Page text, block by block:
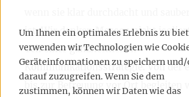
Um Ihnen ein optimales Erlebnis zu
verwenden wir Technologien wie
Geräteinformationen zu speichern
darauf zuzugreifen. Wenn Sie dem
zustimmen, können wir Daten wie das
wenn sie klar durchdacht und
ist. Wir denken Messen nicht
Teil einer ganzheitlichen
Kommunikationsstrategie. Von der
bis zur Betreuung vor Ort begleiten